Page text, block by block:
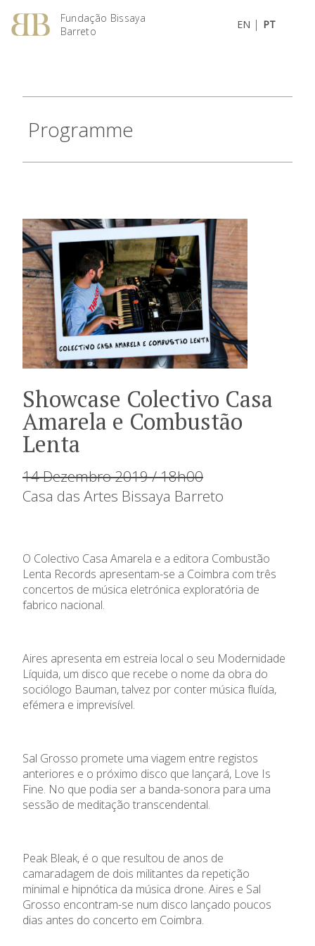
Fundação Bissaya
Barreto
EN | PT
Programme
Showcase Colectivo Casa
Amarela e Combustão
Lenta
14 Dezembro 2019 / 18h00
Casa das Artes Bissaya Barreto
O Colectivo Casa Amarela e a editora Combustão
Lenta Records apresentam-se a Coimbra com três
concertos de música eletrónica exploratória de
fabrico nacional.
Aires apresenta em estreia local o seu Modernidade
Líquida, um disco que recebe o nome da obra do
sociólogo Bauman, talvez por conter música fluída,
efémera e imprevisível.
Sal Grosso promete uma viagem entre registos
anteriores e o próximo disco que lançará, Love Is
Fine. No que podia ser a banda-sonora para uma
sessão de meditação transcendental.
Peak Bleak, é o que resultou de anos de
camaradagem de dois militantes da repetição
minimal e hipnótica da música drone. Aires e Sal
Grosso encontram-se num disco lançado poucos
dias antes do concerto em Coimbra.